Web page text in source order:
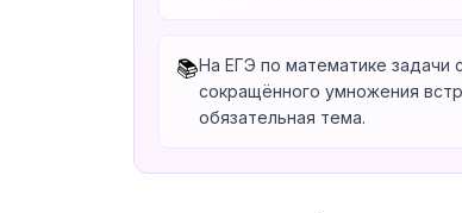
📚На ЕГЭ по математике задачи
сокращённого умножения
обязательная тема.